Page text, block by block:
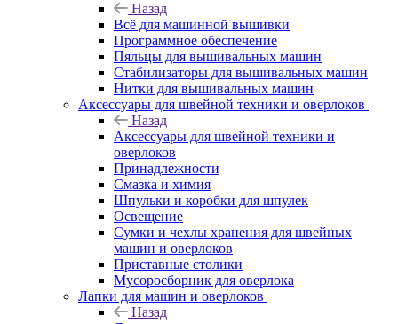
Назад
Всё для машинной вышивки
Программное обеспечение
Пяльцы для вышивальных машин
Стабилизаторы для вышивальных машин
Нитки для вышивальных машин
Аксессуары для швейной техники и оверлоков
Назад
Аксессуары для швейной техники и
оверлоков
Принадлежности
Смазка и химия
Шпульки и коробки для шпулек
Освещение
Сумки и чехлы хранения для швейных
машин и оверлоков
Приставные столики
Мусоросборник для оверлока
Лапки для машин и оверлоков
Назад